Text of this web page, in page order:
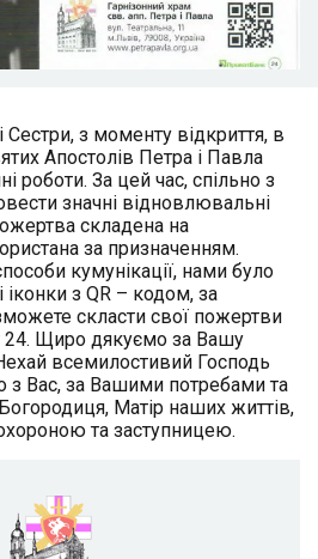
Сестри, з моменту відкриття, в
Апостолів Петра і Павла
роботи. За цей час, спільно з
значні відновлювальні
складена на
за призначенням.
кумунікації, нами було
іконки з QR – кодом, за
скласти свої пожертви
24. Щиро дякуємо за Вашу
всемилостивий Господь
з Вас, за Вашими потребами та
Матір наших життів,
та заступницею.